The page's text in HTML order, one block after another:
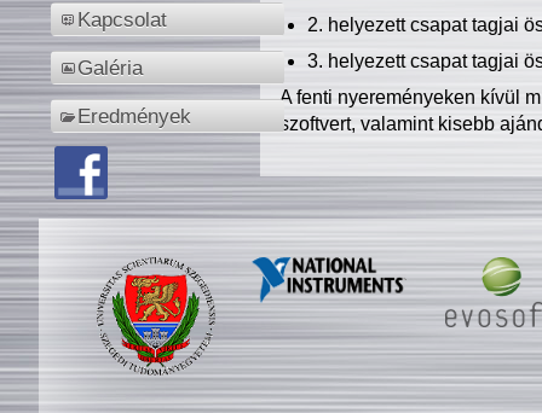
Kapcsolat
Galéria
Eredmények
2. helyezett csapat tagjai
3. helyezett csapat tagjai
A fenti nyereményeken kívül
szoftvert, valamint kisebb